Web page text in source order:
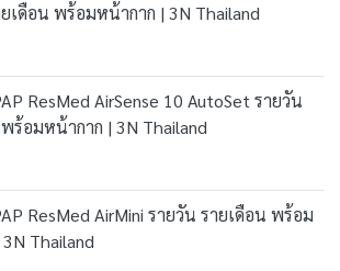
เดือน พร้อมหน้ากาก | 3N Thailand
ResMed AirSense 10 AutoSet รายวัน
ร้อมหน้ากาก | 3N Thailand
ResMed AirMini รายวัน รายเดือน พร้อม
Thailand